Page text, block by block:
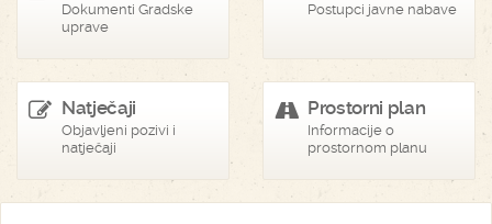
Dokumenti Gradske
uprave
Postupci javne nabave
Natječaji
Objavljeni pozivi i
natječaji
Prostorni plan
Informacije o
prostornom planu